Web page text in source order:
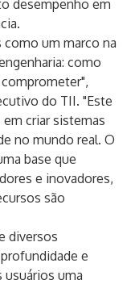
desempenho em
como um marco na
como
do TII. "Este
criar sistemas
no mundo real. O
base que
e inovadores,
são
diversos
profundidade e
uma